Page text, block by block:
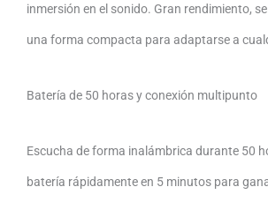
inmersión en el sonido. Gran rendimiento,
una forma compacta para adaptarse a
Batería de 50 horas y conexión multipunto
Escucha de forma inalámbrica durante 50
batería rápidamente en 5 minutos para